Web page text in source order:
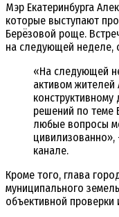
Мэр Екатеринбурга
которые выступают
Берёзовой роще.
на следующей неделе,
«На следующей
активом жителей
решений по теме
любые вопросы
канале.
Кроме того, глава
муниципального
объективной проверки